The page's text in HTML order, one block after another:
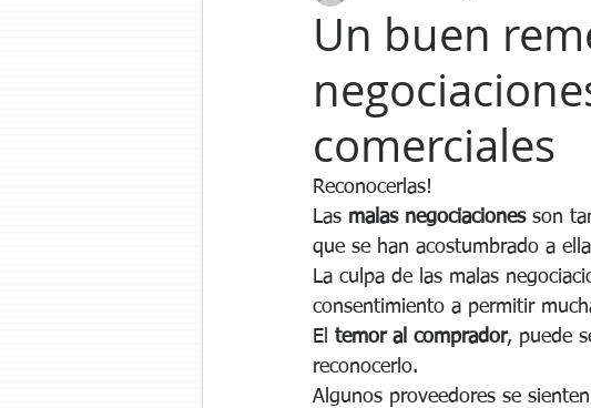
Un buen
comerciales
Reconocerlas!
Las malas negociaciones son
que se han acostumbrado a
La culpa de las malas
consentimiento a permitir
El temor al comprador, puede
reconocerlo.
Algunos proveedores se